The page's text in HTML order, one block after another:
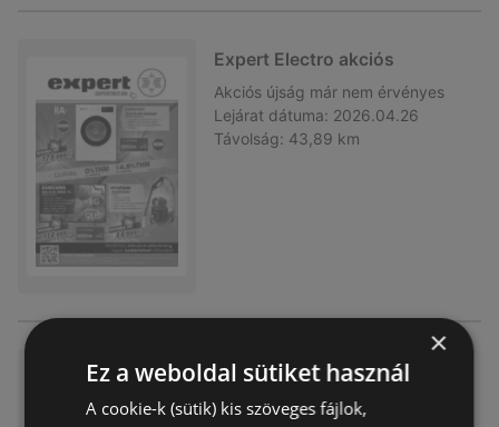
Expert Electro akciós
Akciós újság már nem érvényes
Lejárat dátuma: 2026.04.26
Távolság: 43,89 km
Expert Electro akciós
Akciós újság már nem érvényes
×
Ez a weboldal sütiket használ
A cookie-k (sütik) kis szöveges fájlok,